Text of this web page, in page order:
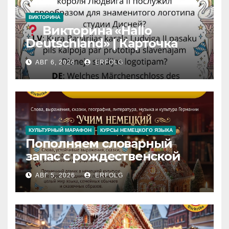
ВИКТОРИНА
Викторина «Hallo
Deutschland» | Карточка
№46
Замок вдохновения
Iedvesmas pils / Schloss der
Inspiration
АВГ 6, 2026 ERFOLG
КУЛЬТУРНЫЙ МАРАФОН КУРСЫ НЕМЕЦКОГО ЯЗЫКА
Пополняем словарный
запас с рождественской
сказкой! Учим немецкий
вместе с Lebkuchenhaus
АВГ 5, 2026 ERFOLG